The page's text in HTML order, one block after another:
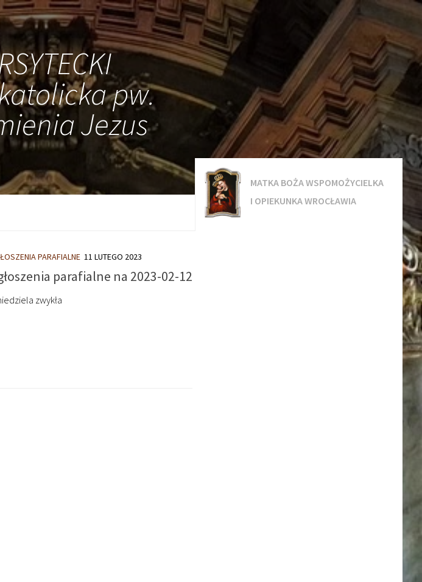
pw.
Jezus
MATKA BOŻA WSPOMOŻYCIELKA
I OPIEKUNKA WROCŁAWIA
PARAFIALNE 11 LUTEGO 2023
parafialne na 2023-02-12
zwykła